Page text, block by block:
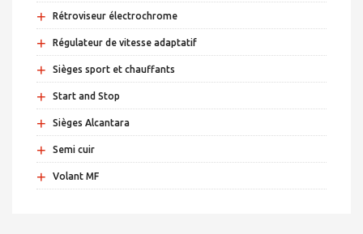
+ Rétroviseur électrochrome
+ Régulateur de vitesse adaptatif
+ Sièges sport et chauffants
+ Start and Stop
+ Sièges Alcantara
+ Semi cuir
+ Volant MF